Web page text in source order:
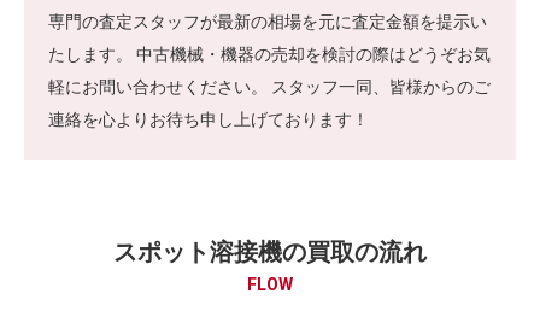
専門の査定スタッフが最新の相場を元に査定金額を提示い
たします。 中古機械・機器の売却を検討の際はどうぞお気
軽にお問い合わせください。 スタッフ一同、皆様からのご
連絡を心よりお待ち申し上げております！
スポット溶接機の買取の流れ
FLOW